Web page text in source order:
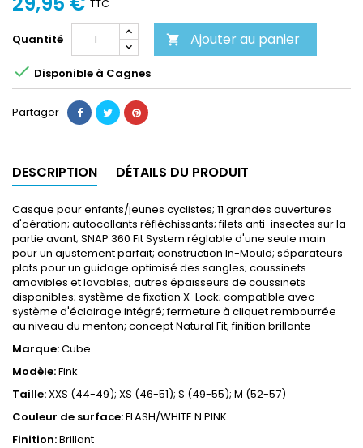
TTC
Quantité  Ajouter au panier
 Disponible à Cagnes
Partager
DESCRIPTION DÉTAILS DU PRODUIT
Casque pour enfants/jeunes cyclistes; 11 grandes ouvertures
d'aération; autocollants réfléchissants; filets anti-insectes sur la
partie avant; SNAP 360 Fit System réglable d'une seule main
pour un ajustement parfait; construction In-Mould; séparateurs
plats pour un guidage optimisé des sangles; coussinets
amovibles et lavables; autres épaisseurs de coussinets
disponibles; système de fixation X-Lock; compatible avec
système d'éclairage intégré; fermeture à cliquet rembourrée
au niveau du menton; concept Natural Fit; finition brillante
Marque:Cube
Modèle:Fink
Taille:XXS (44-49); XS (46-51); S (49-55); M (52-57)
Couleur de surface:FLASH/WHITE N PINK
Finition:Brillant